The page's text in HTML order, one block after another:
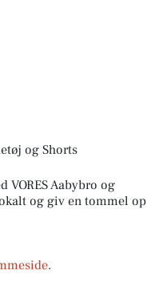
og Shorts
Aabybro og
og giv en tommel op
.